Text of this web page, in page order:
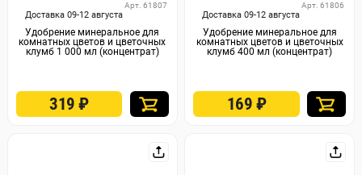
Доставка 09-12 августа
Арт. 61807
Удобрение минеральное для
комнатных цветов и цветочных
клумб 1 000 мл (концентрат)
319₽
Доставка 09-12 августа
Арт. 61806
Удобрение минеральное для
комнатных цветов и цветочных
клумб 400 мл (концентрат)
169 ₽